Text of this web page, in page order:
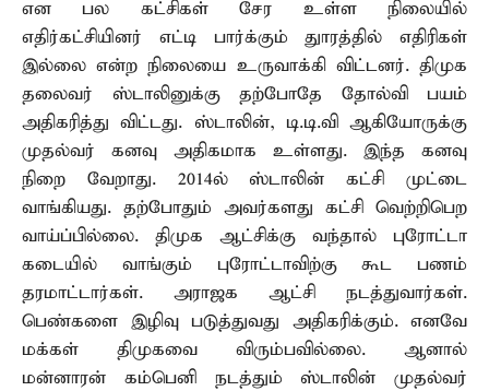
என பல கட்சிகள் சேர உள்ள நிலையில்
எதிர்கட்சியினர் எட்டி பார்க்கும் துாரத்தில் எதிரிகள்
இல்லை என்ற நிலையை உருவாக்கி விட்டனர். திமுக
தலைவர் ஸ்டாலினுக்கு தற்போதே தோல்வி பயம்
அதிகரித்து விட்டது. ஸ்டாலின், டி.டி.வி ஆகியோருக்கு
முதல்வர் கனவு அதிகமாக உள்ளது. இந்த கனவு
நிறை வேறாது. 2014ல் ஸ்டாலின் கட்சி முட்டை
வாங்கியது. தற்போதும் அவர்களது கட்சி வெற்றிபெற
வாய்ப்பில்லை. திமுக ஆட்சிக்கு வந்தால் புரோட்டா
கடையில் வாங்கும் புரோட்டாவிற்கு கூட பணம்
தரமாட்டார்கள். அராஜக ஆட்சி நடத்துவார்கள்.
பெண்களை இழிவு படுத்துவது அதிகரிக்கும். எனவே
மக்கள் திமுகவை விரும்பவில்லை. ஆனால்
மன்னாரன் கம்பெனி நடத்தும் ஸ்டாலின் முதல்வர்